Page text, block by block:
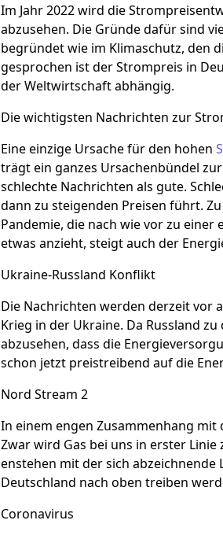
Im Jahr 2022 wird die
abzusehen. Die Gründe dafür sind
begründet wie im Klimaschutz, den
gesprochen ist der Strompreis in
der Weltwirtschaft abhängig.
Die wichtigsten Nachrichten zur
Eine einzige Ursache für den hohen
trägt ein ganzes Ursachenbündel
schlechte Nachrichten als gute.
dann zu steigenden Preisen führt.
Pandemie, die nach wie vor zu
etwas anzieht, steigt auch der
Ukraine-Russland Konflikt
Die Nachrichten werden derzeit vor
Krieg in der Ukraine. Da Russland
abzusehen, dass die
schon jetzt preistreibend auf die
Nord Stream 2
In einem engen Zusammenhang mit
Zwar wird Gas bei uns in erster
enstehen mit der sich
Deutschland nach oben treiben
Coronavirus